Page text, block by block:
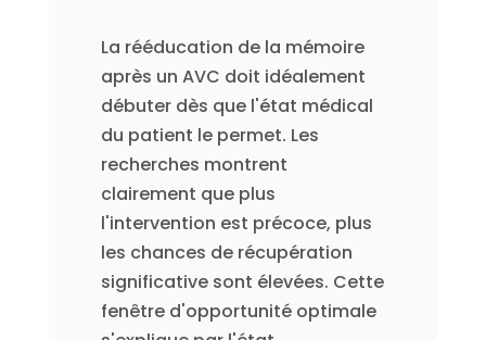
La rééducation de la mémoire
après un AVC doit idéalement
débuter dès que l'état médical
du patient le permet. Les
recherches montrent
clairement que plus
l'intervention est précoce, plus
les chances de récupération
significative sont élevées. Cette
fenêtre d'opportunité optimale